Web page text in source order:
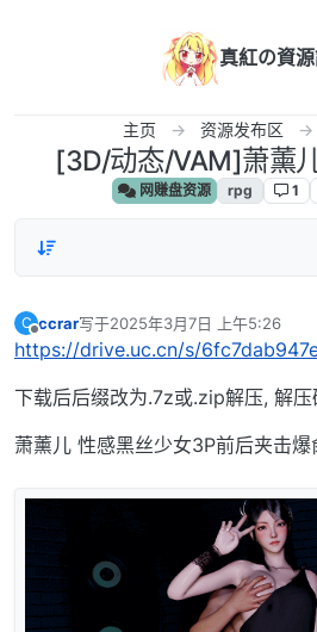
真紅の資
主页 资源发布区
[3D/动态/VAM]萧薰
网赚盘资源 rpg 1
C
离线
ccrar写于2025年3月7日 上午5:26
最后由 编辑
https://drive.uc.cn/s/
下载后后缀改为.7z或.zip解压, 解
萧薰儿 性感黑丝少女3P前后夹击爆